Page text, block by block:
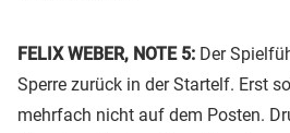
FELIX WEBER, NOTE 5: Der
Sperre zurück in der Startelf. Erst
mehrfach nicht auf dem Posten.